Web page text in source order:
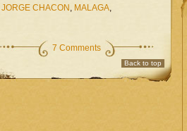
JORGE CHACON , MALAGA,
7 Comments
Back to top